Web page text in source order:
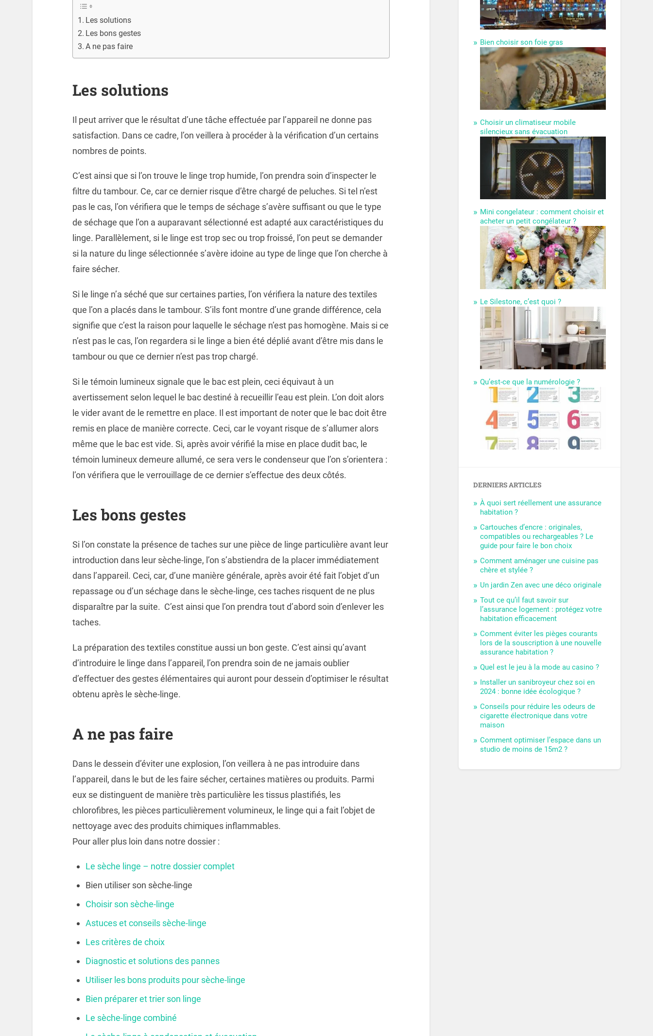
Les solutions
Les bons gestes
A ne pas faire
Les solutions
Il peut arriver que le résultat d’une tâche effectuée par l’appareil ne donne pas
satisfaction. Dans ce cadre, l’on veillera à procéder à la vérification d’un certains
nombres de points.
C’est ainsi que si l’on trouve le linge trop humide, l’on prendra soin d’inspecter le
filtre du tambour. Ce, car ce dernier risque d’être chargé de peluches. Si tel n’est
pas le cas, l’on vérifiera que le temps de séchage s’avère suffisant ou que le type
de séchage que l’on a auparavant sélectionné est adapté aux caractéristiques du
linge. Parallèlement, si le linge est trop sec ou trop froissé, l’on peut se demander
si la nature du linge sélectionnée s’avère idoine au type de linge que l’on cherche à
faire sécher.
Si le linge n’a séché que sur certaines parties, l’on vérifiera la nature des textiles
que l’on a placés dans le tambour. S’ils font montre d’une grande différence, cela
signifie que c’est la raison pour laquelle le séchage n’est pas homogène. Mais si ce
n’est pas le cas, l’on regardera si le linge a bien été déplié avant d’être mis dans le
tambour ou que ce dernier n’est pas trop chargé.
Si le témoin lumineux signale que le bac est plein, ceci équivaut à un
avertissement selon lequel le bac destiné à recueillir l’eau est plein. L’on doit alors
le vider avant de le remettre en place. Il est important de noter que le bac doit être
remis en place de manière correcte. Ceci, car le voyant risque de s’allumer alors
même que le bac est vide. Si, après avoir vérifié la mise en place dudit bac, le
témoin lumineux demeure allumé, ce sera vers le condenseur que l’on s’orientera :
l’on vérifiera que le verrouillage de ce dernier s’effectue des deux côtés.
Les bons gestes
Si l’on constate la présence de taches sur une pièce de linge particulière avant leur
introduction dans leur sèche-linge, l’on s’abstiendra de la placer immédiatement
dans l’appareil. Ceci, car, d’une manière générale, après avoir été fait l’objet d’un
repassage ou d’un séchage dans le sèche-linge, ces taches risquent de ne plus
disparaître par la suite. C’est ainsi que l’on prendra tout d’abord soin d’enlever les
taches.
La préparation des textiles constitue aussi un bon geste. C’est ainsi qu’avant
d’introduire le linge dans l’appareil, l’on prendra soin de ne jamais oublier
d’effectuer des gestes élémentaires qui auront pour dessein d’optimiser le résultat
obtenu après le sèche-linge.
A ne pas faire
Dans le dessein d’éviter une explosion, l’on veillera à ne pas introduire dans
l’appareil, dans le but de les faire sécher, certaines matières ou produits. Parmi
eux se distinguent de manière très particulière les tissus plastifiés, les
chlorofibres, les pièces particulièrement volumineux, le linge qui a fait l’objet de
nettoyage avec des produits chimiques inflammables.
Pour aller plus loin dans notre dossier :
Le sèche linge – notre dossier complet
Bien utiliser son sèche-linge
Choisir son sèche-linge
Astuces et conseils sèche-linge
Les critères de choix
Diagnostic et solutions des pannes
Utiliser les bons produits pour sèche-linge
Bien préparer et trier son linge
Le sèche-linge combiné
Bien choisir son foie gras
Choisir un climatiseur mobile
silencieux sans évacuation
Mini congelateur : comment choisir et
acheter un petit congélateur ?
Le Silestone, c’est quoi ?
Qu’est-ce que la numérologie ?
DERNIERS ARTICLES
À quoi sert réellement une assurance
habitation ?
Cartouches d’encre : originales,
compatibles ou rechargeables ? Le
guide pour faire le bon choix
Comment aménager une cuisine pas
chère et stylée ?
Un jardin Zen avec une déco originale
Tout ce qu’il faut savoir sur
l’assurance logement : protégez votre
habitation efficacement
Comment éviter les pièges courants
lors de la souscription à une nouvelle
assurance habitation ?
Quel est le jeu à la mode au casino ?
Installer un sanibroyeur chez soi en
2024 : bonne idée écologique ?
Conseils pour réduire les odeurs de
cigarette électronique dans votre
maison
Comment optimiser l’espace dans un
studio de moins de 15m2 ?